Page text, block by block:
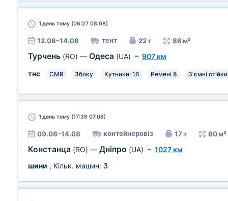
1 день тому (06:27 08.08)
12.08–14.08 тент 22 т 86 м³
Турчень (RO) — Одеса (UA) ~ 907 км
тнс
CMR Збоку Кутники: 16 Ремені 8 З'ємні стійки
1 день тому (17:39 07.08)
09.08–14.08 контейнеровіз 17 т 80 м³
Констанца (RO) — Дніпро (UA) ~ 1027 км
шини , Кільк. машин: 3